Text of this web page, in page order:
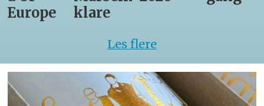
Europe
klare
Les flere